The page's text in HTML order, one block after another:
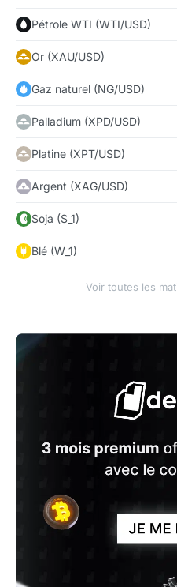
Pétrole WTI (WTI/USD)
Or (XAU/USD)
Gaz naturel (NG/USD)
Palladium (XPD/USD)
Platine (XPT/USD)
Argent (XAG/USD)
Soja (S_1)
Blé (W_1)
Voir toutes les